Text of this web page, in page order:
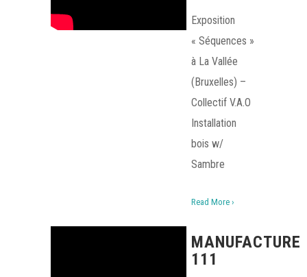
Exposition
« Séquences »
à La Vallée
(Bruxelles) –
Collectif V.A.O
Installation
bois w/
Sambre
Read More ›
MANUFACTURE
111